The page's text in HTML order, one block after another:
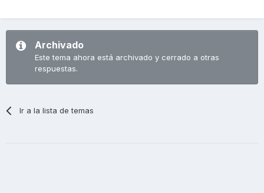
Archivado
Este tema ahora está archivado y cerrado a otras
respuestas.
Ir a la lista de temas